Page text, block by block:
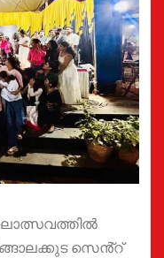
സെൻ്റ്